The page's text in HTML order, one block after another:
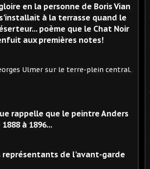
en la personne de Boris Vian
à la terrasse quand le
poème que le Chat Noir
aux premières notes!
Ulmer sur le terre-plein central.
rappelle que le peintre Anders
à 1896...
représentants de l'avant-garde